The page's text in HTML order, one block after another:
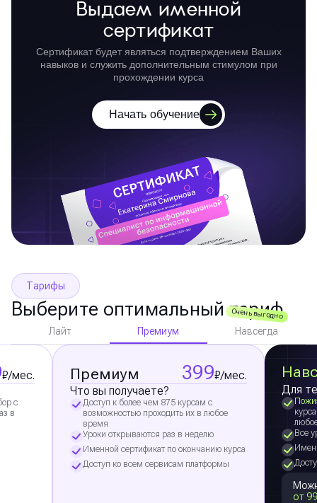
Выдаем именной
сертификат
Сертификат будет являться подтверждением Ваших
навыков и служить дополнительным стимулом при
прохождении курса
Начать обучение
Тарифы
Выберите оптимальный тариф
Очень выгодно
Лайт Премиум Навсегда
₽/мес.
с
в
Премиум 399₽/мес.
Что вы получаете?
Доступ к более чем 875 курсам с
возможностью проходить их в любое
время
Уроки открываются раз в неделю
Именной сертификат по окончанию курса
Доступ ко всем сервисам платформы
Для
Все
от